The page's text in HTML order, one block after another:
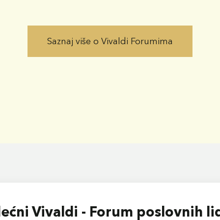
Saznaj više o Vivaldi Forumima
Vivaldi - Forum poslovnih